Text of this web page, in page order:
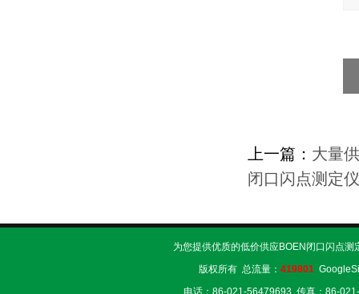
上一篇： 大量
闭口闪点测定仪
为您提供优质的低价供应BOEN闭口闪点
版权所有 总流量： 419801
电话：86-021-56479693 传真：86-